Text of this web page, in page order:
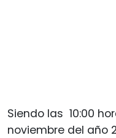
Siendo las 10:00
noviembre del año